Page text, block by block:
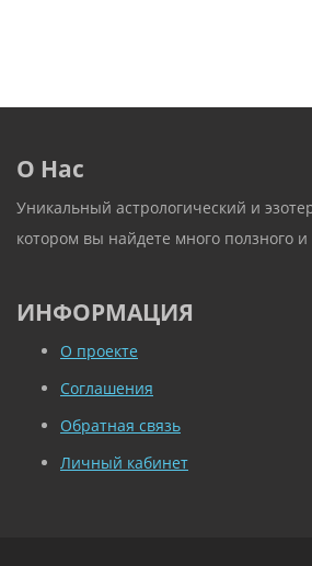
О Нас
Уникальный астрологический и
котором вы найдете много ползного и
ИНФОРМАЦИЯ
О проекте
Соглашения
Обратная связь
Личный кабинет